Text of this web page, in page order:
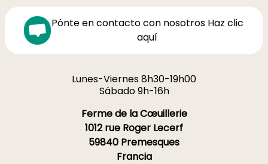
Pónte en contacto con nosotros Haz clic
aquí
Lunes-Viernes 8h30-19h00
Sábado 9h-16h
Ferme de la Cœuillerie
1012 rue Roger Lecerf
59840 Premesques
Francia